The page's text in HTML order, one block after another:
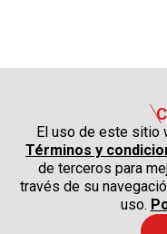
El uso de este sitio
Términos y
de terceros para
través de su
uso.